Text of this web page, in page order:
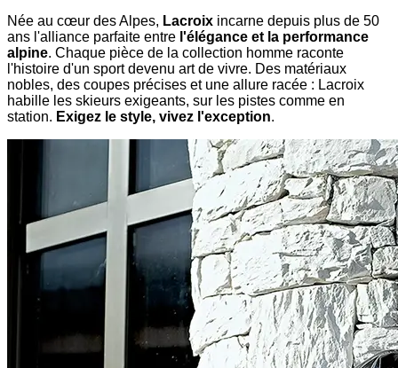
Née au cœur des Alpes, Lacroix incarne depuis plus de 50
ans l'alliance parfaite entre l'élégance et la performance
alpine. Chaque pièce de la collection homme raconte
l'histoire d'un sport devenu art de vivre. Des matériaux
nobles, des coupes précises et une allure racée : Lacroix
habille les skieurs exigeants, sur les pistes comme en
station. Exigez le style, vivez l'exception.